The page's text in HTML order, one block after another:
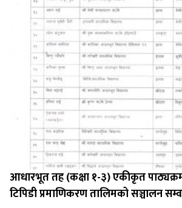
आधारभूत तह (कक्षा १-३) एकीकृत
टिपिडी प्रमाणिकरण तालिमको सञ्चालन